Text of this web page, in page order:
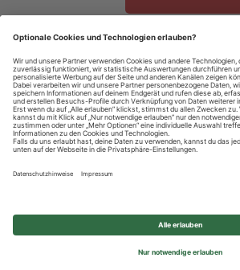
Datenschutzhinweise
Impressum